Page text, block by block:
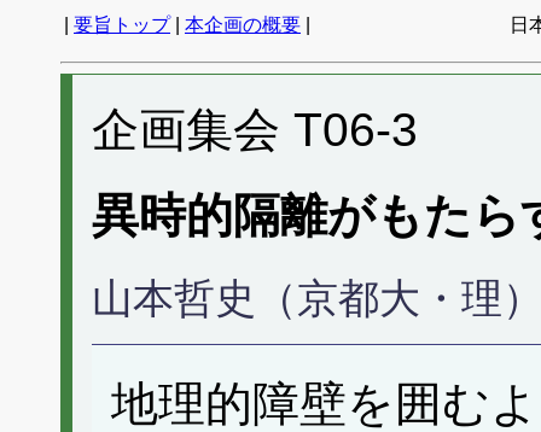
要旨トップ| 本企画の概要 日
企画集会 T06-3
異時的隔離がもたら
山本哲史（京都大・理
地理的障壁を囲む